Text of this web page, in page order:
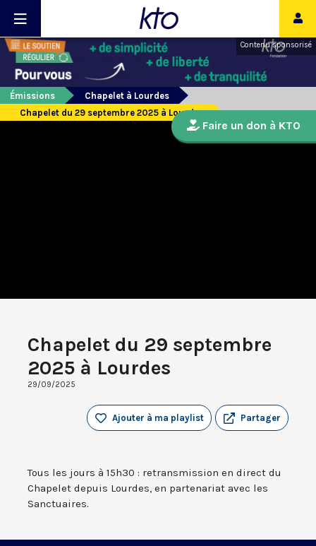
Contenu sponsorisé
Émissions
Chapelet à Lourdes
Chapelet du 29 septembre 2025 à Lourdes
Chapelet du 29 septembre
2025 à Lourdes
29/09/2025
Partager
Ajouter à ma playlist
Tous les jours à 15h30 : retransmission en direct du
Chapelet depuis Lourdes, en partenariat avec les
Sanctuaires.
Faire un don à KTO